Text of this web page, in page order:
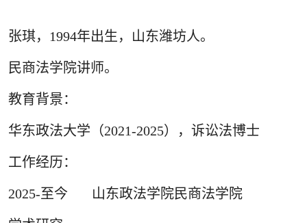
张琪， 1994年出生，山东潍坊人。
民商法学院讲师。
教育背景：
华东政法大学（2021-2025）， 诉讼法博士
工作经历：
2025-至今 山东政法学院民商法学院